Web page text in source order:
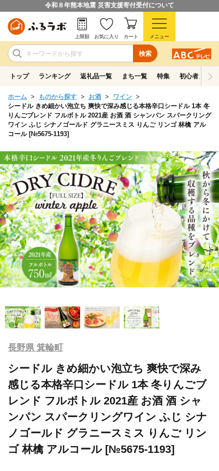
令和８年熊本地震 災害支援寄付受付について
検索
上限額 お気に入り カート メニュー
トップ ランキング 返礼品一覧 まち一覧 特集 初心者ガイド
ホーム ものから探す お酒
ワイン
シードル きめ細かい泡立ち 爽快で深み感じる本格辛口シードル 1本 冬
りんごブレンド フルボトル 2021産 お酒 酒 シャンパン スパークリング
ワイン ふじ シナノゴールド グラニースミス りんご リンゴ 林檎 アル
コール [№5675-1193]
長野県 箕輪町
シードル きめ細かい泡立ち 爽快で深み
感じる本格辛口シードル 1本 冬りんごブ
レンド フルボトル 2021産 お酒 酒 シャ
ンパン スパークリングワイン ふじ シナ
ノゴールド グラニースミス りんご リン
ゴ 林檎 アルコール [№5675-1193]